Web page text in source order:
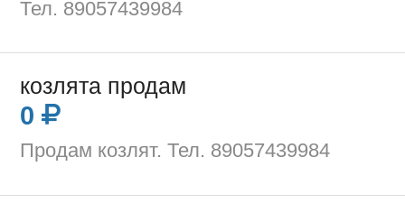
Тел. 89057439984
козлята продам
0
Продам козлят. Тел. 89057439984